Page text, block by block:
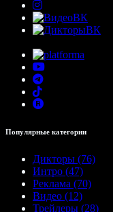
Популярные категории
Дикторы (76)
Интро (47)
Реклама (70)
Видео (12)
Трейлеры (28)